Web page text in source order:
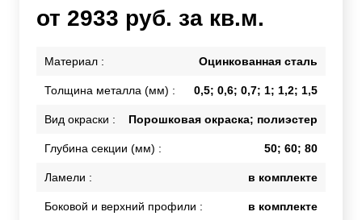
от 2933 руб. за кв.м.
Материал : Оцинкованная сталь
Толщина металла (мм) : 0,5; 0,6; 0,7; 1; 1,2; 1,5
Вид окраски : Порошковая окраска; полиэстер
Глубина секции (мм) : 50; 60; 80
Ламели : в комплекте
Боковой и верхний профили : в комплекте